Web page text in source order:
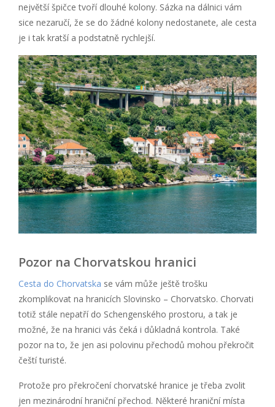
největší špičce tvoří dlouhé kolony. Sázka na dálnici vám
sice nezaručí, že se do žádné kolony nedostanete, ale cesta
je i tak kratší a podstatně rychlejší.
Pozor na Chorvatskou hranici
Cesta do Chorvatska se vám může ještě trošku
zkomplikovat na hranicích Slovinsko – Chorvatsko. Chorvati
totiž stále nepatří do Schengenského prostoru, a tak je
možné, že na hranici vás čeká i důkladná kontrola. Také
pozor na to, že jen asi polovinu přechodů mohou překročit
čeští turisté.
Protože pro překročení chorvatské hranice je třeba zvolit
jen mezinárodní hraniční přechod. Některé hraniční místa